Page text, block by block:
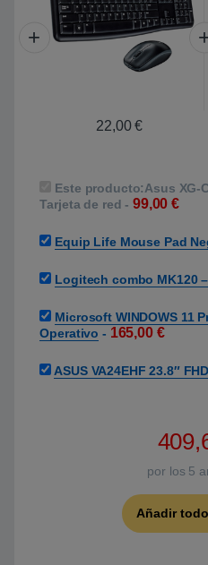
22,00€
Este producto:Asus XG-
Tarjeta de red -99,00€
Equip Life Mouse Pad
Logitech combo MK120
Microsoft WINDOWS 11
Operativo - 165,00 €
ASUS VA24EHF 23.8″
por los 5
Añadir